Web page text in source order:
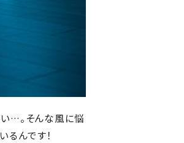
…。そんな風に悩
んです！